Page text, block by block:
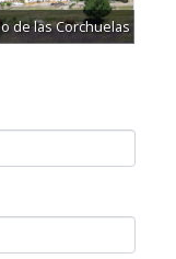
de las Corchuelas